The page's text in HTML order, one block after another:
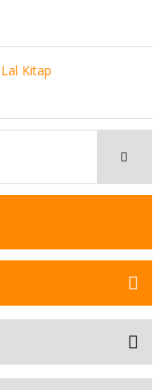
Lal Kitap